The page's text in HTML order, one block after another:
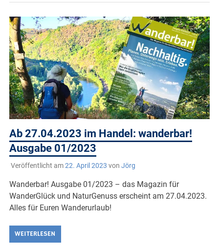
Ab 27.04.2023 im Handel: wanderbar!
Ausgabe 01/2023
Veröffentlicht am22. April 2023 von Jörg
Wanderbar! Ausgabe 01/2023 – das Magazin für
WanderGlück und NaturGenuss erscheint am 27.04.2023.
Alles für Euren Wanderurlaub!
WEITERLESEN